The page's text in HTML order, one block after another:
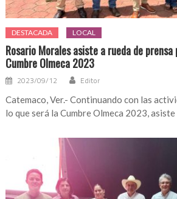
DESTACADA LOCAL
Rosario Morales asiste a rueda de
Cumbre Olmeca 2023
2023/09/12 Editor
Catemaco, Ver.- Continuando con las
lo que será la Cumbre Olmeca 2023, asiste